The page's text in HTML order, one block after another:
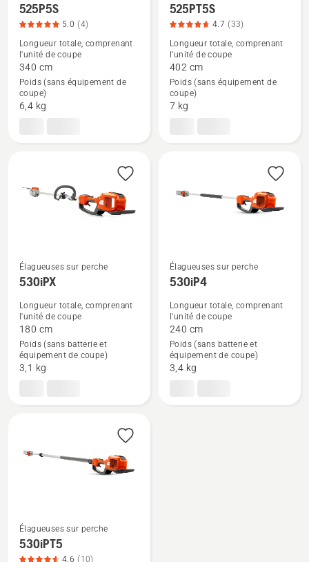
Voir
de
détails
sur
525P5S,
sur
525P5S
5.0 (4)
Longueur totale, comprenant
l'unité de coupe
340 cm
Poids (sans équipement de
coupe)
6,4 kg
Voir
de
détails
sur
525PT5S,
525PT5S
4.7 (33)
Longueur totale, comprenant
l'unité de coupe
402 cm
Poids (sans équipement de
coupe)
7 kg
Voir
plus
de
détails
sur
530iPX
Élagueuses sur perche
530iPX
Longueur totale, comprenant
l'unité de coupe
180 cm
Poids (sans batterie et
équipement de coupe)
3,1 kg
Voir
plus
de
détails
sur
530iP4
Élagueuses sur perche
530iP4
Longueur totale, comprenant
l'unité de coupe
240 cm
Poids (sans batterie et
équipement de coupe)
3,4 kg
Voir
Élagueuses sur perche
530iPT5
4.6 (10)